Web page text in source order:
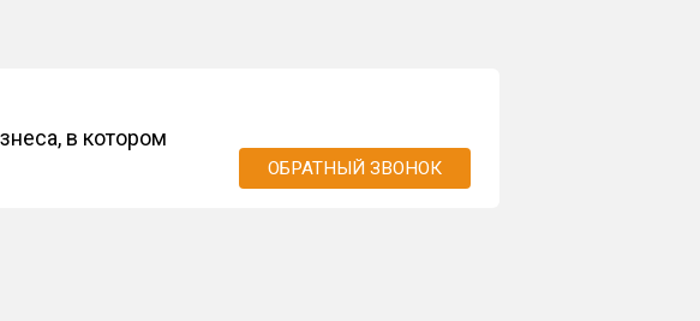
в котором
ОБРАТНЫЙ ЗВОНОК